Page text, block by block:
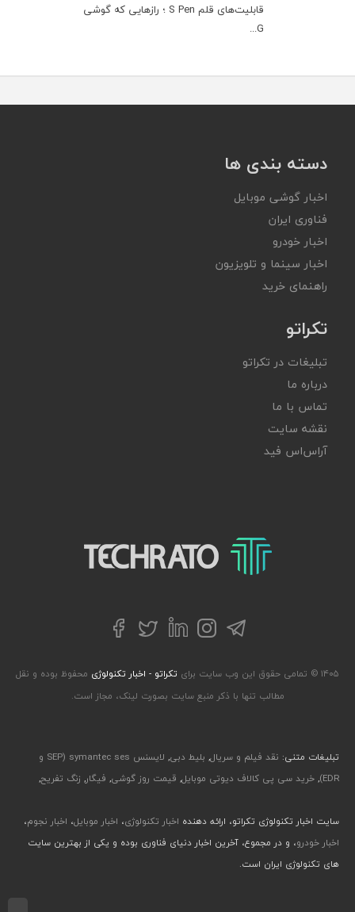
قابلیت‌های قلم S Pen ؛ رازهایی که گوشی
G...
دسته بندی ها
اخبار گوشی موبایل
فناوری ایران
اخبار خودرو
اخبار سینما و تلویزیون
راهنمای خرید
تکراتو
تبلیغات در تکراتو
درباره ما
تماس با ما
نقشه سایت
آر‌اس‌اس فید
تکراتو – زندگی با تکنولوژی
تلگراماینستاگرام
لینکداینتوییترفیسبوک
۱۴۰۵ © تمامی حقوق این وب سایت برای تکراتو - اخبار تکنولوژی محفوظ بوده و نقل
مطالب تنها با ذکر منبع سایت بصورت لینک، مجاز است.
تبلیغات متنی: نقد فیلم و سریال, بلیط دبی,
لایسنس symantec ses (SEP و
EDR)
, خرید سی پی کالاف دیوتی موبایل, قیمت روز گوشی, فیگار, زنگ تفریح,
سایت اخبار تکنولوژی تکراتو، ارائه دهنده اخبار تکنولوژی، اخبار موبایل، اخبار نجوم،
اخبار خودرو، و در مجموع، آخرین اخبار دنیای فناوری بوده و یکی از بهترین سایت
های تکنولوژی ایران است.